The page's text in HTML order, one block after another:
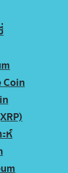
Coin
ห์